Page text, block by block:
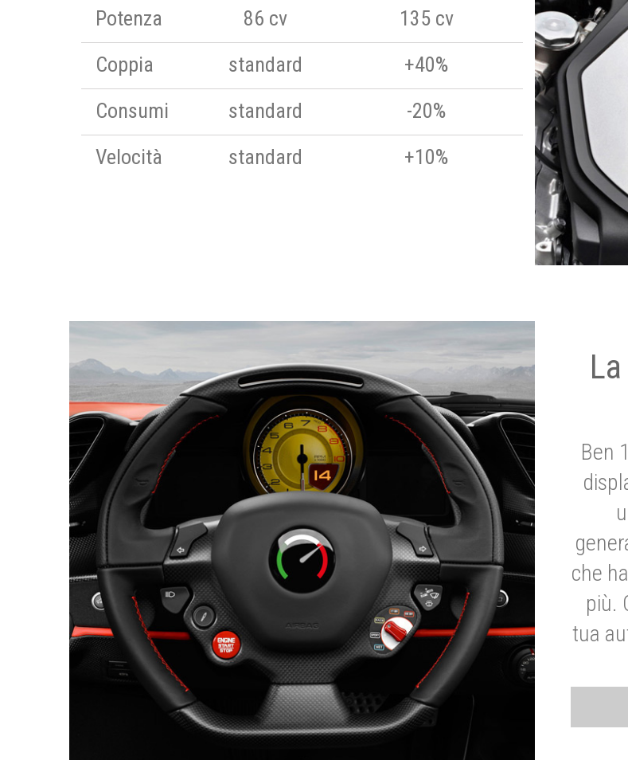
Potenza
86 cv
135 cv
Coppia
standard
+40%
Consumi
standard
-20%
Velocità
standard +10%
Ben
che
più.
tua